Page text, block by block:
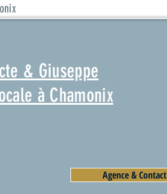
& Giuseppe
à Chamonix
Agence & Contact